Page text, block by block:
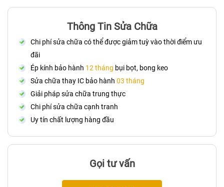
Thông Tin Sửa Chữa
Chi phí sửa chữa có thể được giảm tuỳ vào thời điểm ưu
đãi
Ép kính bảo hành 12 tháng bụi bọt, bong keo
Sửa chữa thay IC bảo hành 03 tháng
Giải pháp sửa chữa trung thực
Chi phí sửa chữa cạnh tranh
Uy tín chất lượng hàng đầu
Gọi tư vấn